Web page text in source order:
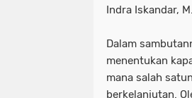
Indra Iskandar,
Dalam
menentukan
mana salah
berkelanjutan.